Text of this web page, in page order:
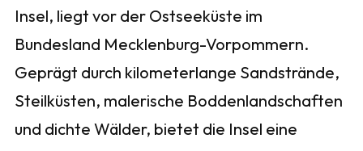
Insel, liegt vor der Ostseeküste im
Bundesland Mecklenburg-Vorpommern.
Geprägt durch kilometerlange Sandstrände,
Steilküsten, malerische Boddenlandschaften
und dichte Wälder, bietet die Insel eine